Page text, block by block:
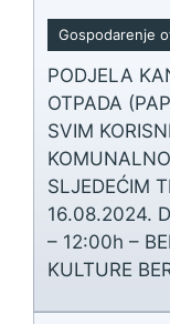
Gospodarenje
PODJELA
OTPADA
SVIM
SLJEDEĆIM
16.08.2024.
– 12:00h –
KULTURE